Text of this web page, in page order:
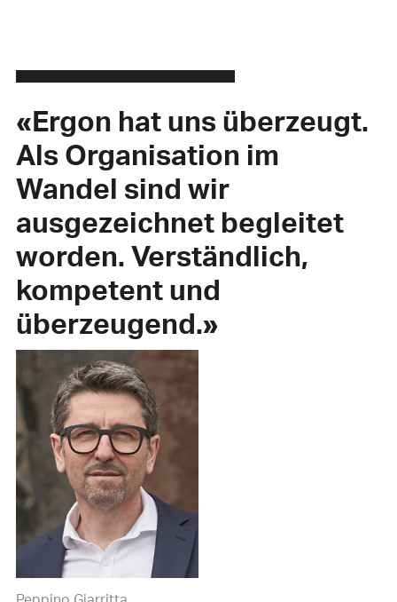
«Ergon hat uns überzeugt.
Als Organisation im
Wandel sind wir
ausgezeichnet begleitet
worden. Verständlich,
kompetent und
überzeugend.»